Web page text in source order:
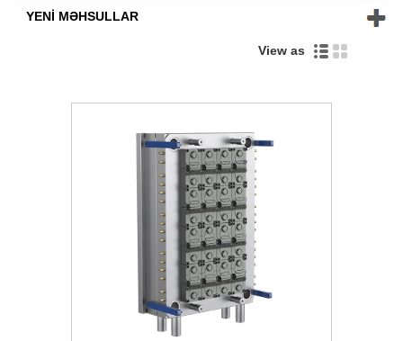
YENI MƏHSULLAR
View as